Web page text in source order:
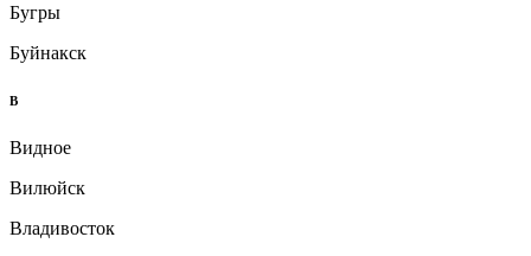
Бугры
Буйнакск
В
Видное
Вилюйск
Владивосток